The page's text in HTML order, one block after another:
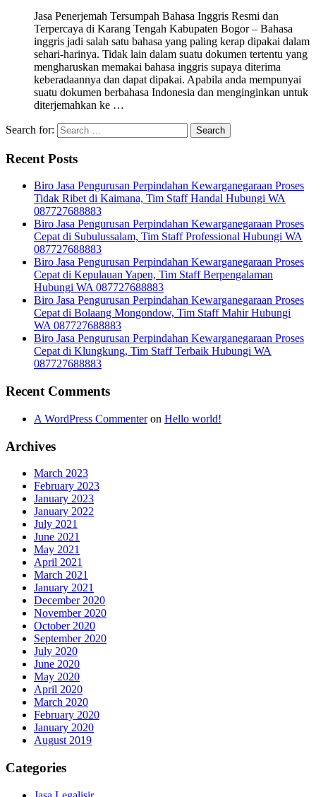
Jasa Penerjemah Tersumpah Bahasa Inggris Resmi dan
Terpercaya di Karang Tengah Kabupaten Bogor – Bahasa
inggris jadi salah satu bahasa yang paling kerap dipakai dalam
sehari-harinya. Tidak lain dalam suatu dokumen tertentu yang
mengharuskan memakai bahasa inggris supaya diterima
keberadaannya dan dapat dipakai. Apabila anda mempunyai
suatu dokumen berbahasa Indonesia dan menginginkan untuk
diterjemahkan ke …
Search for:
Recent Posts
Biro Jasa Pengurusan Perpindahan Kewarganegaraan Proses
Tidak Ribet di Kaimana, Tim Staff Handal Hubungi WA
087727688883
Biro Jasa Pengurusan Perpindahan Kewarganegaraan Proses
Cepat di Subulussalam, Tim Staff Professional Hubungi WA
087727688883
Biro Jasa Pengurusan Perpindahan Kewarganegaraan Proses
Cepat di Kepulauan Yapen, Tim Staff Berpengalaman
Hubungi WA 087727688883
Biro Jasa Pengurusan Perpindahan Kewarganegaraan Proses
Cepat di Bolaang Mongondow, Tim Staff Mahir Hubungi
WA 087727688883
Biro Jasa Pengurusan Perpindahan Kewarganegaraan Proses
Cepat di Klungkung, Tim Staff Terbaik Hubungi WA
087727688883
Recent Comments
A WordPress Commenteron Hello world!
Archives
March 2023
February 2023
January 2023
January 2022
July 2021
June 2021
May 2021
April 2021
March 2021
January 2021
December 2020
November 2020
October 2020
September 2020
July 2020
June 2020
May 2020
April 2020
March 2020
February 2020
January 2020
August 2019
Categories